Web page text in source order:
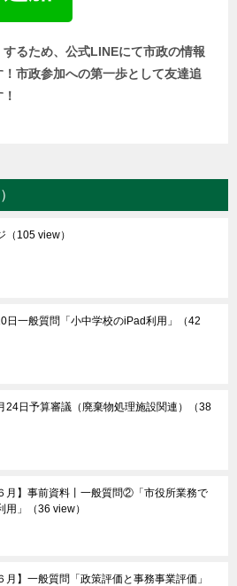
するため、公式LINEにて市政の情報
市政参加への第一歩として友達追
（105 view）
日一般質問「小中学校のiPad利用」
（42
24日予算審議（廃棄物処理施設関連）
（38
月】事前資料丨一般質問②「市役所業務で
」
（36 view）
月】一般質問「政策評価と事務事業評価」